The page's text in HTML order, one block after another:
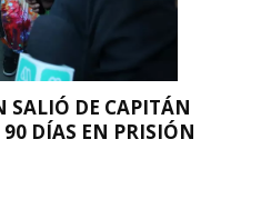
SALIÓ DE CAPITÁN
90 DÍAS EN PRISIÓN